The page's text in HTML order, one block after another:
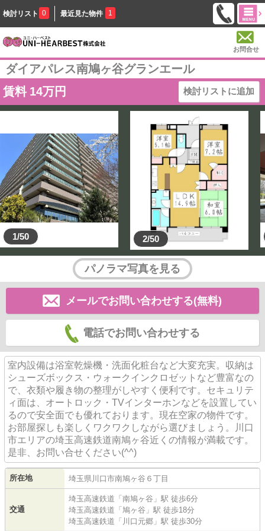
検討リスト 0 最近見た物件 1
お問合せ
ダイアパレス南鳩ヶ谷グランエール
賃料 14万円 検討リストに追加
1/50 2/50
パノラマ写真を見る
メールでお問い合わせする(無料)
電話でお問い合わせする
室内設備は浴室乾燥機・洗面化粧台など大変充実。収納は
シューズボックス・ウォークインクロゼットなど豊富なの
で、衣類や履き物の整理がしやすく便利です。セキュリテ
ィ面は、オートロック・TVインターホンなどを設置してい
るので安全面でも優れております。現在空家の物件です。
お部屋探しも楽しくワクワクしながら選びましょう。川口
市エリアの埼玉高速鉄道南鳩ヶ谷近くの情報が満載です。
是非、お問い合せください(^^)
所在地 埼玉県 川口市南鳩ヶ谷 ６丁目
交通
埼玉高速鉄道 「 南鳩ヶ谷 」駅 徒歩6分
埼玉高速鉄道 「 鳩ヶ谷 」駅 徒歩18分
埼玉高速鉄道 「 川口元郷 」駅 徒歩30分